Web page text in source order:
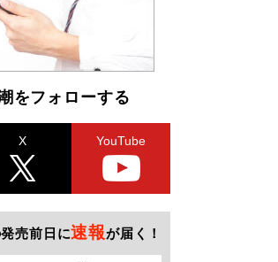
をフォローする
X YouTube
売前日に速報が届く！